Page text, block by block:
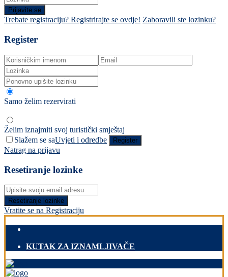
Prijavite se
Trebate registraciju? Registrirajte se ovdje! Zaboravili ste lozinku?
Register
Samo želim rezervirati
Želim iznajmiti svoj turistički smještaj
Slažem se saUvjeti i odredbe Register
Natrag na prijavu
Resetiranje lozinke
Resetiranje lozinke
Vratite se na Registraciju
KUTAK ZA IZNAMLJIVAČE